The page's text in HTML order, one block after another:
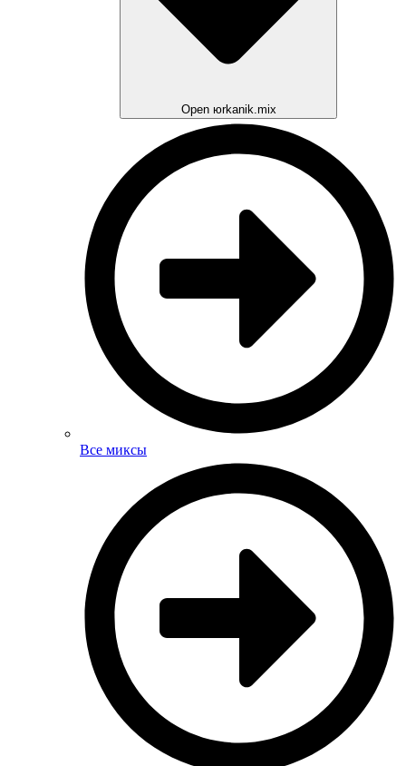
Open юrkanik.mix
Все миксы